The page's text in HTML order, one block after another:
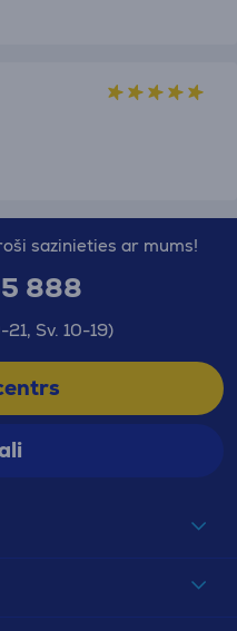
sazinieties ar mums!
888
Sv. 10-19)